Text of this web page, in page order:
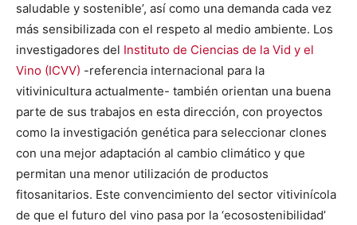
saludable y sostenible’, así como una demanda cada vez
más sensibilizada con el respeto al medio ambiente. Los
investigadores del Instituto de Ciencias de la Vid y el
Vino (ICVV) -referencia internacional para la
vitivinicultura actualmente- también orientan una buena
parte de sus trabajos en esta dirección, con proyectos
como la investigación genética para seleccionar clones
con una mejor adaptación al cambio climático y que
permitan una menor utilización de productos
fitosanitarios. Este convencimiento del sector vitivinícola
de que el futuro del vino pasa por la ‘ecosostenibilidad’